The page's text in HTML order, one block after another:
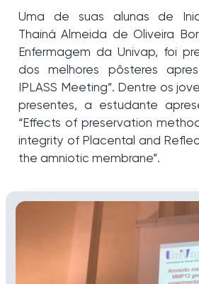
Uma de suas alunas de
Thainá Almeida de Oliveira
Enfermagem da Univap, foi
dos melhores pôsteres
IPLASS Meeting”. Dentre os
presentes, a estudante
“Effects of preservation
integrity of Placental and
the amniotic membrane”.